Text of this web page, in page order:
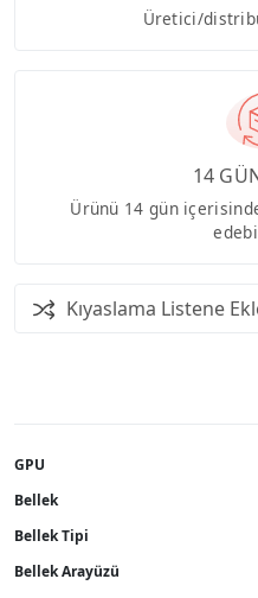
Üretici/
14
Ürünü 14 gün
Kıyaslama Listene
GPU
Bellek
Bellek Tipi
Bellek Arayüzü